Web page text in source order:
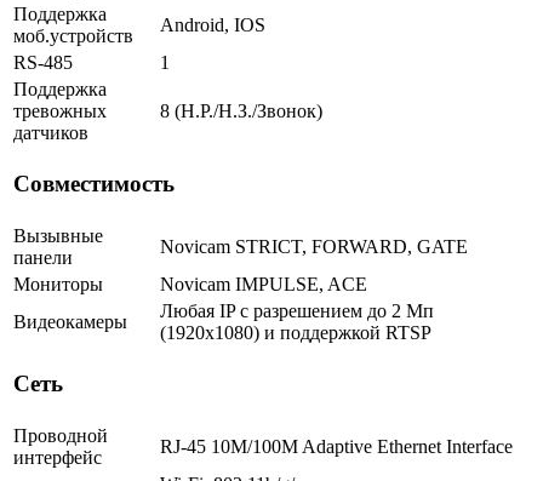
Поддержка
моб.устройств
Android, IOS
RS-485
1
Поддержка
тревожных
датчиков
8 (Н.Р./Н.З./Звонок)
Совместимость
Вызывные
панели
Novicam STRICT, FORWARD, GATE
Мониторы
Novicam IMPULSE, ACE
Видеокамеры
Любая IP с разрешением до 2 Мп
(1920x1080) и поддержкой RTSP
Сеть
Проводной
интерфейс
RJ-45 10M/100M Adaptive Ethernet Interface